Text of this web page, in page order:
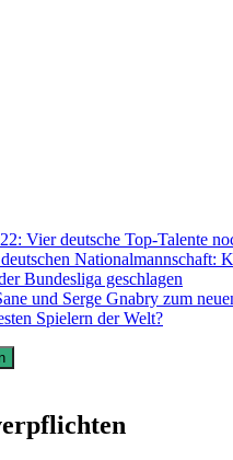
Vier deutsche Top-Talente
Nationalmannschaft:
Bundesliga geschlagen
und Serge Gnabry zum
Spielern der Welt?